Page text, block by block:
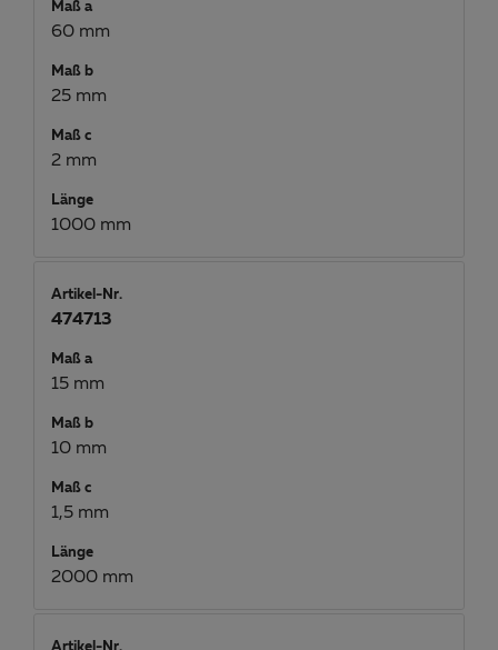
Maß a
60 mm
Maß b
25 mm
Maß c
2 mm
Länge
1000 mm
Artikel-Nr.
474713
Maß a
15 mm
Maß b
10 mm
Maß c
1,5 mm
Länge
2000 mm
Artikel-Nr.